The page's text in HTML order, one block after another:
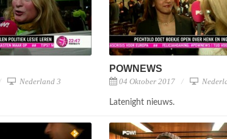
Nederland 3
POWNEWS
04 Oktober 2017
Latenight nieuws.